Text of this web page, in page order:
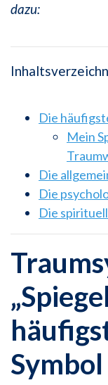
dazu:
Die
Mein
Die
Die
Die
Symbol